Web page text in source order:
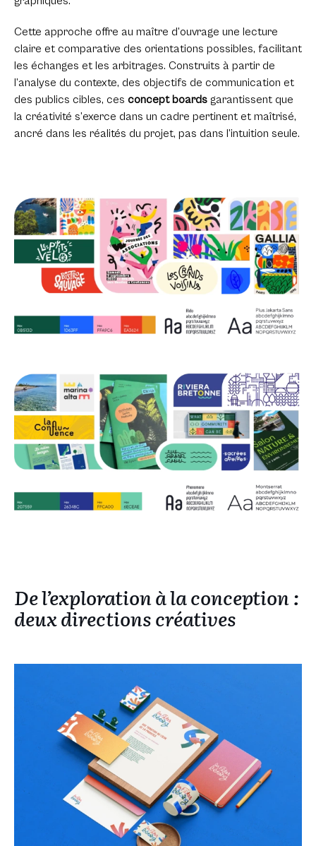
Cette approche offre au maître d’ouvrage une lecture
claire et comparative des orientations possibles, facilitant
les échanges et les arbitrages. Construits à partir de
l’analyse du contexte, des objectifs de communication et
des publics cibles, ces concept boardsgarantissent que
la créativité s’exerce dans un cadre pertinent et maîtrisé,
ancré dans les réalités du projet, pas dans l’intuition seule.
De l’exploration à la conception :
deux directions créatives